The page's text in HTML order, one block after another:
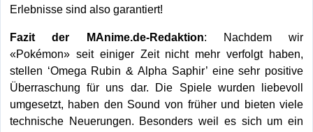
Erlebnisse sind also garantiert!
Fazit der MAnime.de-Redaktion: Nachdem wir
«Pokémon» seit einiger Zeit nicht mehr verfolgt haben,
stellen ‘Omega Rubin & Alpha Saphir’ eine sehr positive
Überraschung für uns dar. Die Spiele wurden liebevoll
umgesetzt, haben den Sound von früher und bieten viele
technische Neuerungen. Besonders weil es sich um ein